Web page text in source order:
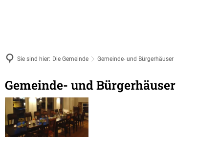
Sie sind hier: Die Gemeinde Gemeinde- und Bürgerhäuser
Gemeinde- und Bürgerhäuser